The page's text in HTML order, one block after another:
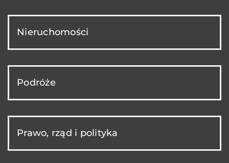
Nieruchomości
Podróże
Prawo, rząd i polityka